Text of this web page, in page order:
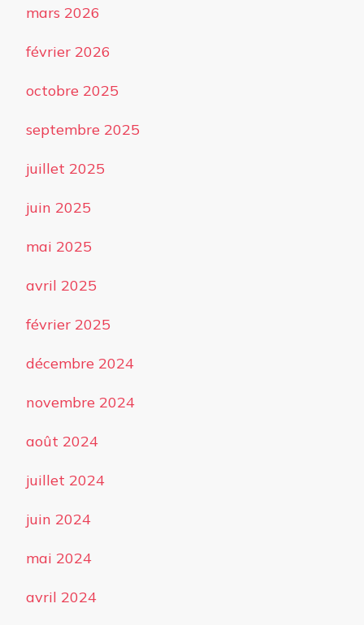
mars 2026
février 2026
octobre 2025
septembre 2025
juillet 2025
juin 2025
mai 2025
avril 2025
février 2025
décembre 2024
novembre 2024
août 2024
juillet 2024
juin 2024
mai 2024
avril 2024